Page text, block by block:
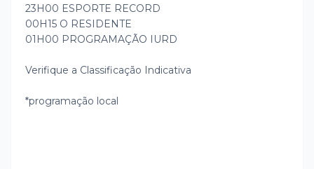
23H00 ESPORTE RECORD
00H15 O RESIDENTE
01H00 PROGRAMAÇÃO IURD
Verifique a Classificação Indicativa
*programação local